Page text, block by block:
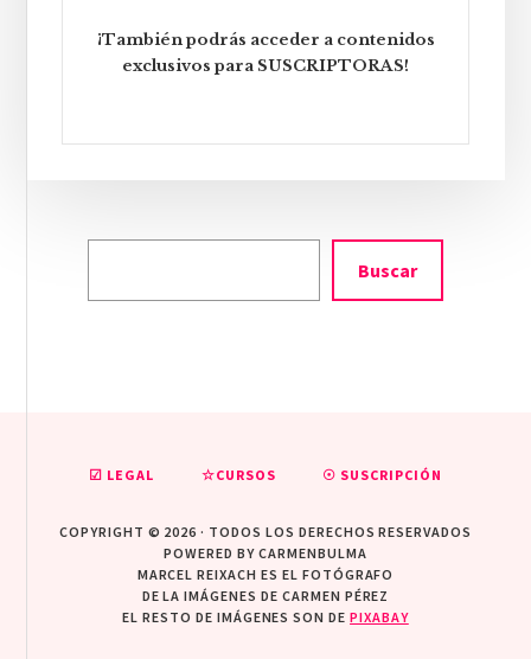
¡También podrás acceder a contenidos
exclusivos para SUSCRIPTORAS!
Buscar
☑ LEGAL ☆CURSOS ☉ SUSCRIPCIÓN
COPYRIGHT © 2026 · TODOS LOS DERECHOS RESERVADOS
POWERED BY CARMENBULMA
MARCEL REIXACH ES EL FOTÓGRAFO
DE LA IMÁGENES DE CARMEN PÉREZ
EL RESTO DE IMÁGENES SON DEPIXABAY